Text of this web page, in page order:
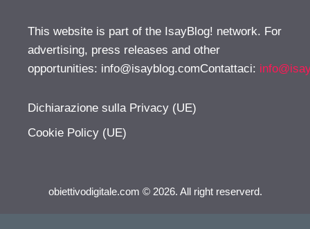
This website is part of the IsayBlog! network. For
advertising, press releases and other
opportunities: info@isayblog.comContattaci:
Dichiarazione sulla Privacy (UE)
Cookie Policy (UE)
obiettivodigitale.com © 2026. All right reserverd.